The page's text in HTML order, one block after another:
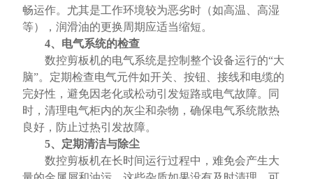
畅运作。尤其是工作环境较为恶劣时（如高温、高湿
等），润滑油的更换周期应适当缩短。
4、电气系统的检查
数控剪板机的电气系统是控制整个设备运行的“大
脑”。定期检查电气元件如开关、按钮、接线和电缆的
完好性，避免因老化或松动引发短路或电气故障。同
时，清理电气柜内的灰尘和杂物，确保电气系统散热
良好，防止过热引发故障。
5、定期清洁与除尘
数控剪板机在长时间运行过程中，难免会产生大